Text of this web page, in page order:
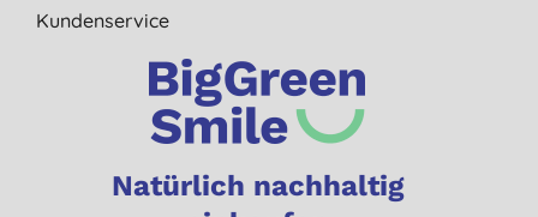
Kundenservice
Natürlich nachhaltig